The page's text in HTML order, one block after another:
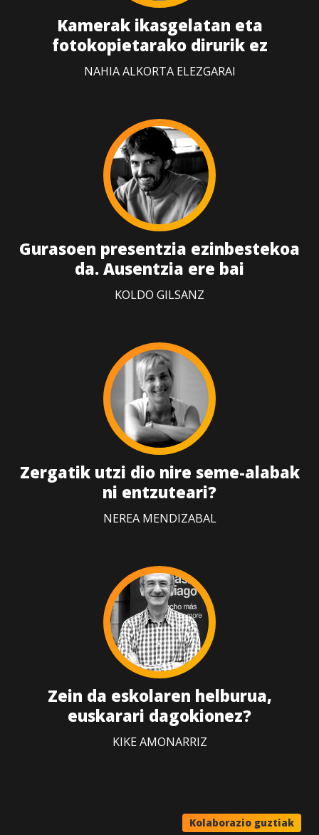
Kamerak ikasgelatan eta
fotokopietarako dirurik ez
NAHIA ALKORTA ELEZGARAI
Gurasoen presentzia ezinbestekoa
da. Ausentzia ere bai
KOLDO GILSANZ
Zergatik utzi dio nire seme-alabak
ni entzuteari?
NEREA MENDIZABAL
Zein da eskolaren helburua,
euskarari dagokionez?
KIKE AMONARRIZ
Kolaborazio guztiak